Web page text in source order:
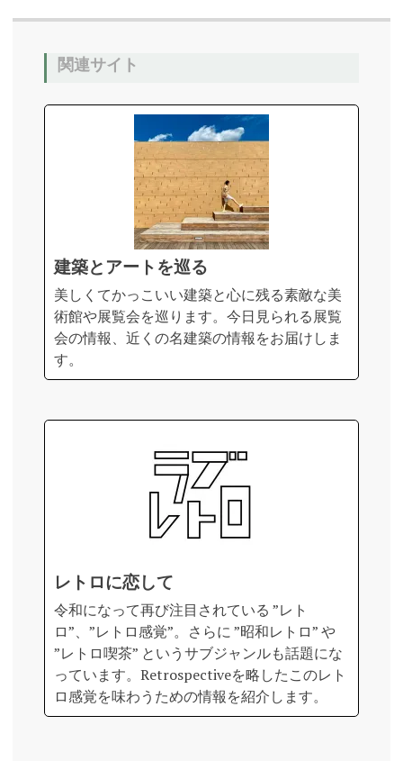
関連サイト
建築とアートを巡る
美しくてかっこいい建築と心に残る素敵な美
術館や展覧会を巡ります。今日見られる展覧
会の情報、近くの名建築の情報をお届けしま
す。
レトロに恋して
令和になって再び注目されている ”レト
ロ”、”レトロ感覚”。さらに ”昭和レトロ” や
”レトロ喫茶” というサブジャンルも話題にな
っています。Retrospectiveを略したこのレト
ロ感覚を味わうための情報を紹介します。